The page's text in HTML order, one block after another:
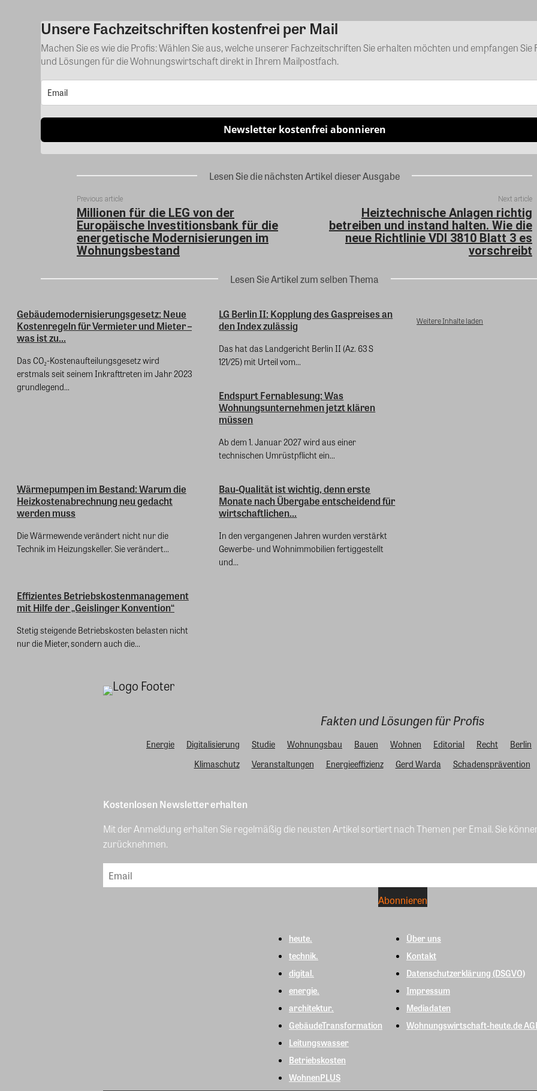
Kommentar
Unsere Fachzeitschriften kostenfrei per Mail
Machen Sie es wie die Profis: Wählen Sie aus, welche unserer Fachzeitschriften Sie erhalten möchten und empfangen Sie
und Lösungen für die Wohnungswirtschaft direkt in Ihrem Mailpostfach.
Newsletter kostenfrei abonnieren
Lesen Sie die nächsten Artikel dieser Ausgabe
Previous article
Millionen für die LEG von der
Europäische Investitionsbank für die
energetische Modernisierungen im
Wohnungsbestand
Next article
Heiztechnische Anlagen richtig
betreiben und instand halten. Wie die
neue Richtlinie VDI 3810 Blatt 3 es
vorschreibt
Lesen Sie Artikel zum selben Thema
Gebäudemodernisierungsgesetz: Neue
Kostenregeln für Vermieter und Mieter –
was ist zu...
Das CO₂-Kostenaufteilungsgesetz wird
erstmals seit seinem Inkrafttreten im Jahr 2023
grundlegend...
LG Berlin II: Kopplung des Gaspreises an
den Index zulässig
Das hat das Landgericht Berlin II (Az. 63 S
121/25) mit Urteil vom...
Endspurt Fernablesung: Was
Wohnungsunternehmen jetzt klären
müssen
Ab dem 1. Januar 2027 wird aus einer
technischen Umrüstpflicht ein...
Wärmepumpen im Bestand: Warum die
Heizkostenabrechnung neu gedacht
werden muss
Die Wärmewende verändert nicht nur die
Technik im Heizungskeller. Sie verändert...
Bau-Qualität ist wichtig, denn erste
Monate nach Übergabe entscheidend für
wirtschaftlichen...
In den vergangenen Jahren wurden verstärkt
Gewerbe- und Wohnimmobilien fertiggestellt
und...
Effizientes Betriebskostenmanagement
mit Hilfe der „Geislinger Konvention“
Stetig steigende Betriebskosten belasten nicht
nur die Mieter, sondern auch die...
Weitere Inhalte laden
Fakten und Lösungen für Profis
Energie Digitalisierung Studie Wohnungsbau Bauen Wohnen Editorial Recht Berlin
Klimaschutz
Veranstaltungen Energieeffizienz Gerd Warda Schadensprävention
Kostenlosen Newsletter erhalten
Mit der Anmeldung erhalten Sie regelmäßig die neusten Artikel sortiert nach Themen per Email. Sie
zurücknehmen.
heute.
technik.
digital.
energie.
architektur.
GebäudeTransformation
Leitungswasser
Betriebskosten
WohnenPLUS
Über uns
Kontakt
Datenschutzerklärung (DSGVO)
Impressum
Mediadaten
Wohnungswirtschaft-heute.de